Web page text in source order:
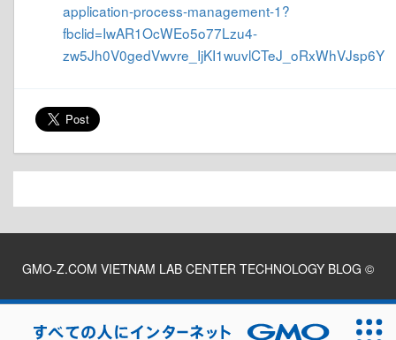
application-process-management-1?
fbclid=IwAR1OcWEo5o77Lzu4-
zw5Jh0V0gedVwvre_IjKI1wuvlCTeJ_oRxWhVJsp6Y
GMO-Z.COM VIETNAM LAB CENTER TECHNOLOGY BLOG ©